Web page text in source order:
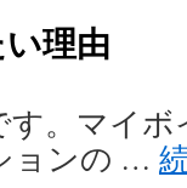
理由
。マイボ
ョンの …